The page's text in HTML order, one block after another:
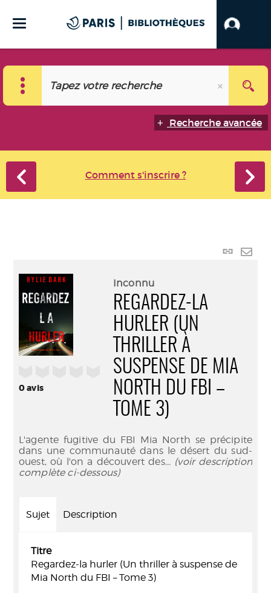
Recherche avancée
Comment s'inscrire ?
Lien
0avis
Inconnu
REGARDEZ-LA
HURLER (UN
THRILLER À
SUSPENSE DE MIA
NORTH DU FBI –
TOME 3)
L'agente fugitive du FBI Mia North se précipite
dans une communauté dans le désert du sud-
ouest, où l'on a découvert des... (voir description
complète ci-dessous)
Sujet Description
Titre
Regardez-la hurler (Un thriller à suspense de
Mia North du FBI – Tome 3)